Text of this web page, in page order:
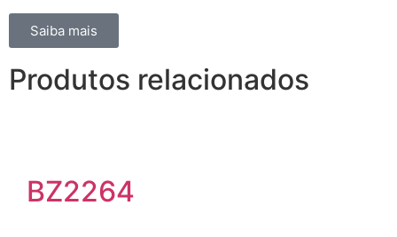
Saiba mais
Produtos relacionados
BZ2264